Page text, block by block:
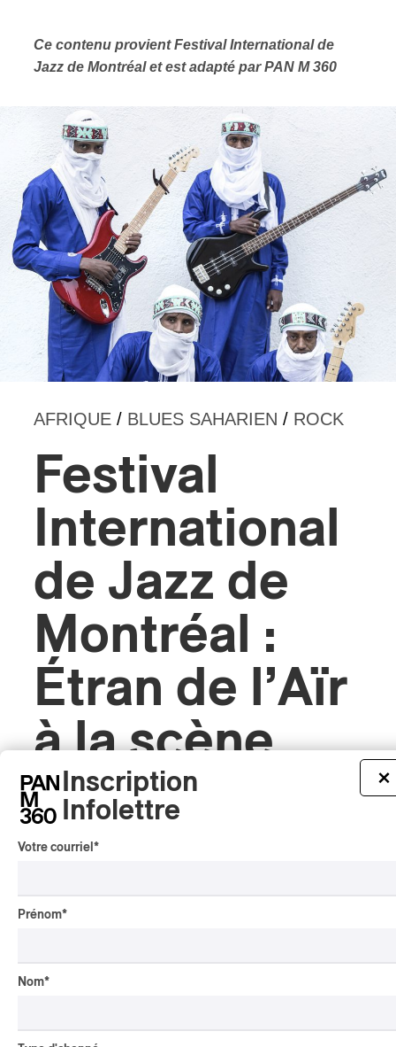
Ce contenu provient Festival International de
Jazz de Montréal et est adapté par PAN M 360
AFRIQUE / BLUES SAHARIEN / ROCK
Festival
International
de Jazz de
Montréal :
Étran de l’Aïr
à la scène
Rio Tinto
×
Inscription
Infolettre
Votre courriel *
Prénom*
Nom*